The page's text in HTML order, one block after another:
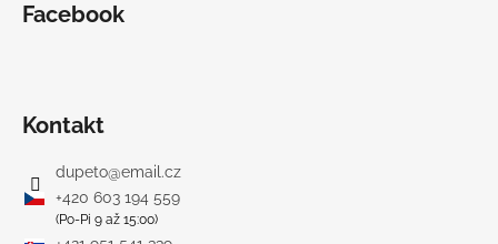
Facebook
Kontakt
dupeto@email.cz
+420 603 194 559
(Po-Pi 9 až 15:00)